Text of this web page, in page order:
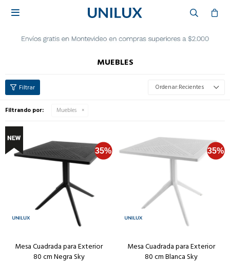

MUEBLES
Recientes
Filtrando por: Muebles
Mesa Cuadrada para Exterior
80 cm Negra Sky
Mesa Cuadrada para Exterior
80 cm Blanca Sky